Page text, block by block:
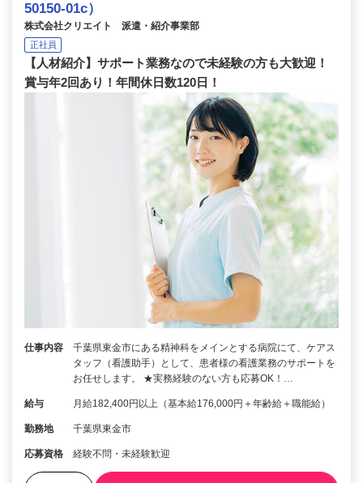
50150-01c）
株式会社クリエイト 派遣・紹介事業部
正社員
【人材紹介】サポート業務なので未経験の方も大歓迎！
賞与年2回あり！年間休日数120日！
仕事内容
千葉県東金市にある精神科をメインとする病院にて、ケアス
タッフ（看護助手）として、患者様の看護業務のサポートを
お任せします。 ★実務経験のない方も応募OK！…
給与 月給182,400円以上（基本給176,000円＋年齢給＋職能給）
勤務地 千葉県東金市
応募資格 経験不問・未経験歓迎